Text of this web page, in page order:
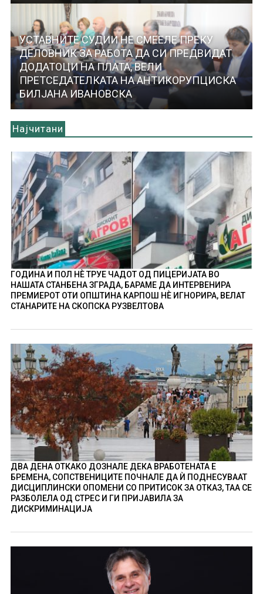
УСТАВНИТЕ СУДИИ НЕ СМЕЕЛЕ ПРЕКУ
ДЕЛОВНИК ЗА РАБОТА ДА СИ ПРЕДВИДАТ
ДОДАТОЦИ НА ПЛАТА, ВЕЛИ
ПРЕТСЕДАТЕЛКАТА НА АНТИКОРУПЦИСКА
БИЛЈАНА ИВАНОВСКА
Најчитани
ГОДИНА И ПОЛ НÈ ТРУЕ ЧАДОТ ОД ПИЦЕРИЈАТА ВО
НАШАТА СТАНБЕНА ЗГРАДА, БАРАМЕ ДА ИНТЕРВЕНИРА
ПРЕМИЕРОТ ОТИ ОПШТИНА КАРПОШ НÈ ИГНОРИРА, ВЕЛАТ
СТАНАРИТЕ НА СКОПСКА РУЗВЕЛТОВА
ДВА ДЕНА ОТКАКО ДОЗНАЛЕ ДЕКА ВРАБОТЕНАТА Е
БРЕМЕНА, СОПСТВЕНИЦИТЕ ПОЧНАЛЕ ДА Ѝ ПОДНЕСУВААТ
ДИСЦИПЛИНСКИ ОПОМЕНИ СО ПРИТИСОК ЗА ОТКАЗ, ТАА СЕ
РАЗБОЛЕЛА ОД СТРЕС И ГИ ПРИЈАВИЛА ЗА
ДИСКРИМИНАЦИЈА